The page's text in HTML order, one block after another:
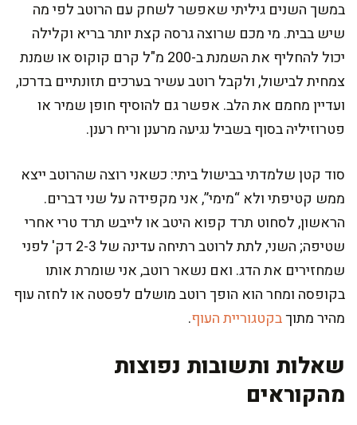
במשך השנים גיליתי שאפשר לשחק עם הרוטב לפי מה
שיש בבית. מי מכם שרוצה גרסה קצת יותר בריא וקלילה
יכול להחליף את השמנת ב-200 מ"ל קרם קוקוס או שמנת
צמחית לבישול, ולקבל רוטב עשיר בערכים תזונתיים בדרכו,
ועדיין מחמם את הלב. אפשר גם להוסיף חופן שמיר או
פטרוזיליה בסוף בשביל נגיעה מרענן וריח רענן.
סוד קטן שלמדתי בבישול ביתי: כשאני רוצה שהרוטב ייצא
ממש קטיפתי ולא “מימי”, אני מקפידה על שני דברים.
הראשון, לסחוט תרד קפוא היטב או לייבש תרד טרי אחרי
שטיפה; השני, לתת לרוטב רתיחה עדינה של 2-3 דק' לפני
שמחזירים את הדג. ואם נשאר רוטב, אני שומרת אותו
בקופסה ומחר הוא הופך רוטב מושלם לפסטה או לחזה עוף
מהיר מתוךבקטגוריית העוף.
שאלות ותשובות נפוצות
מהקוראים